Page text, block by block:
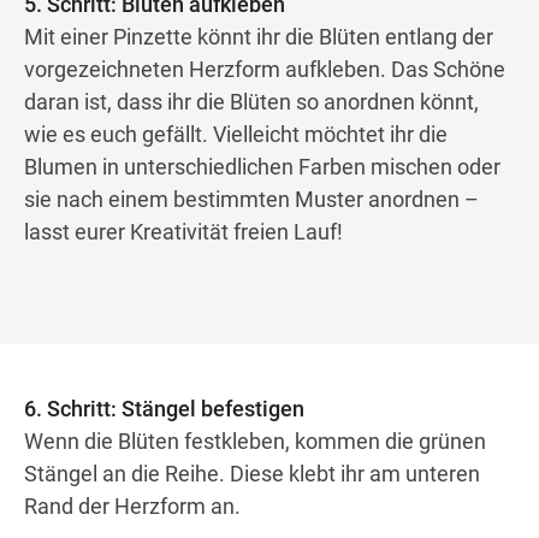
Mit einer Pinzette könnt ihr die Blüten entlang der
vorgezeichneten Herzform aufkleben. Das Schöne
daran ist, dass ihr die Blüten so anordnen könnt,
wie es euch gefällt. Vielleicht möchtet ihr die
Blumen in unterschiedlichen Farben mischen oder
sie nach einem bestimmten Muster anordnen –
lasst eurer Kreativität freien Lauf!
6. Schritt: Stängel befestigen
Wenn die Blüten festkleben, kommen die grünen
Stängel an die Reihe. Diese klebt ihr am unteren
Rand der Herzform an.